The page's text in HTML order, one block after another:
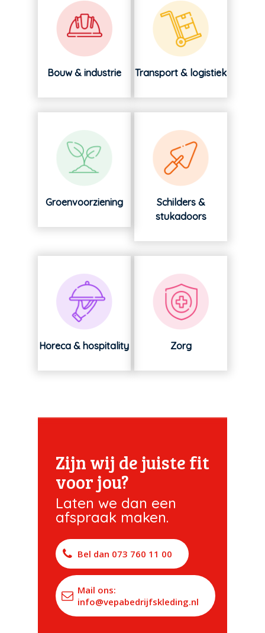
Bouw & industrie Transport & logistiek
Groenvoorziening
Schilders &
stukadoors
Horeca & hospitality Zorg
Zijn wij de juiste fit
voor jou?
Laten we dan een
afspraak maken.
Bel dan 073 760 11 00
Mail ons:
info@vepabedrijfskleding.nl